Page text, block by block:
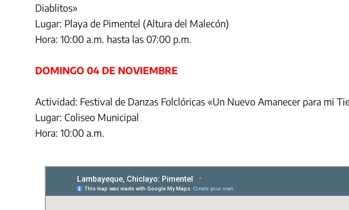
Diablitos»
Lugar: Playa de Pimentel (Altura del Malecón)
Hora: 10:00 a.m. hasta las 07:00 p.m.
DOMINGO 04 DE NOVIEMBRE
Actividad: Festival de Danzas Folclóricas «Un Nuevo Amanecer para mi
Lugar: Coliseo Municipal
Hora: 10:00 a.m.